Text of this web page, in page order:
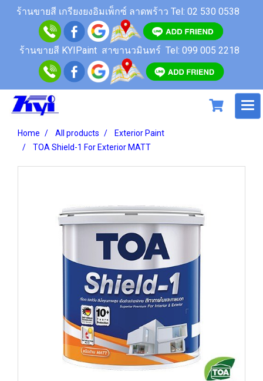
ร้านขายสี เกรียงยงอิมเพ็กซ์ ลาดพร้าว Tel: 02 530 0538
ร้านขายสี KYIPaint สาขานวมินทร์ Tel: 099 005 2218
Home All products
Exterior Paint
TOA Shield-1 For Exterior MATT